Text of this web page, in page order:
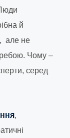
й
але не
Чому –
серед
,